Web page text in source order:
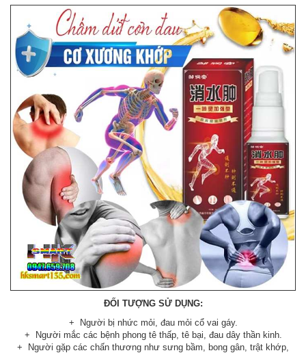
ĐỐI TƯỢNG SỬ DỤNG:
+ Người bị nhức mỏi, đau mỏi cổ vai gáy.
+ Người mắc các bệnh phong tê thấp, tê bại, đau dây thần kinh.
+ Người gặp các chấn thương như sưng bầm, bong gân, trật khớp,